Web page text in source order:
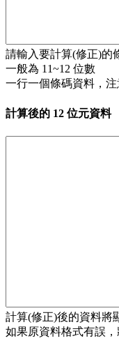
請輸入要計算(修正)的
一般為 11~12 位數
一行一個條碼資料，
計算後的 12 位元資料
計算(修正)後的資料將
如果原資料格式有誤